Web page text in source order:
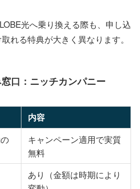
光へ乗り換える際も、申し込
れる特典が大きく異なります。
口：ニッチカンパニー
内容
キャンペーン適用で実質
無料
あり（金額は時期により